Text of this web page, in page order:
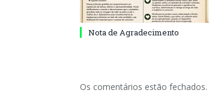
Nota de Agradecimento
Os comentários estão fechados.